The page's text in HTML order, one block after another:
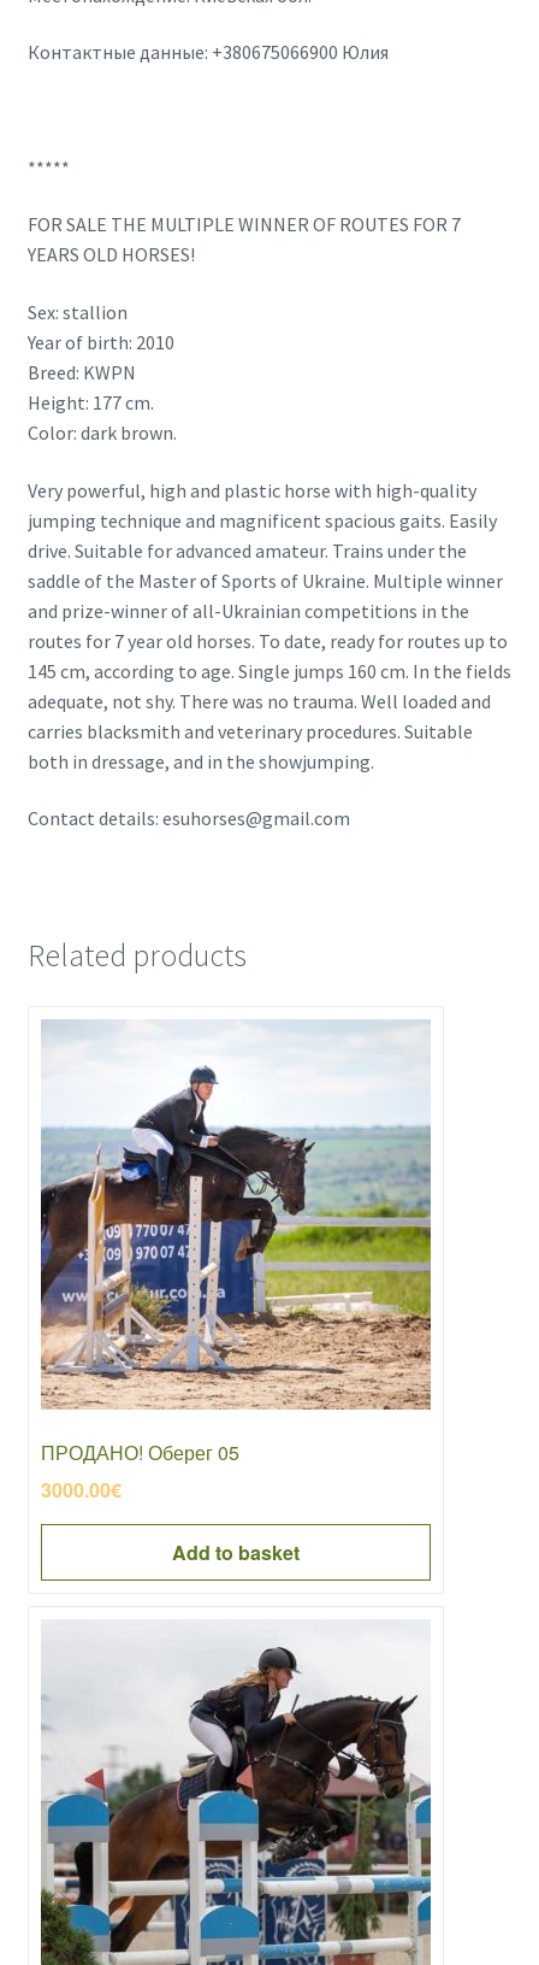
Контактные данные: +380675066900 Юлия
*****
FOR SALE THE MULTIPLE WINNER OF ROUTES FOR 7
YEARS OLD HORSES!
Sex: stallion
Year of birth: 2010
Breed: KWPN
Height: 177 cm.
Color: dark brown.
Very powerful, high and plastic horse with high-quality
jumping technique and magnificent spacious gaits. Easily
drive. Suitable for advanced amateur. Trains under the
saddle of the Master of Sports of Ukraine. Multiple winner
and prize-winner of all-Ukrainian competitions in the
routes for 7 year old horses. To date, ready for routes up to
145 cm, according to age. Single jumps 160 cm. In the fields
adequate, not shy. There was no trauma. Well loaded and
carries blacksmith and veterinary procedures. Suitable
both in dressage, and in the showjumping.
Contact details: esuhorses@gmail.com
Related products
ПРОДАНО! Оберег 05
3000.00€
Add to basket